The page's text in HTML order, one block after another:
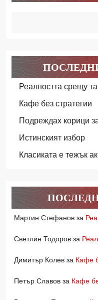
Реалността срещу
Кафе без стратегии
Подреждах корици
Истинският избор
Класиката е тежък
Мартин Стефанов за
Светлин Тодоров за
Димитър Колев за Кафе
Петър Славов за Кафе